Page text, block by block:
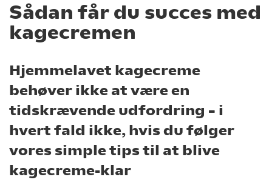
Sådan får du succes med
kagecremen
Hjemmelavet kagecreme
behøver ikke at være en
tidskrævende udfordring – i
hvert fald ikke, hvis du følger
vores simple tips til at blive
kagecreme-klar